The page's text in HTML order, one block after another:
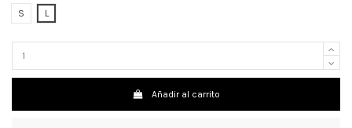
S
L
Añadir al carrito